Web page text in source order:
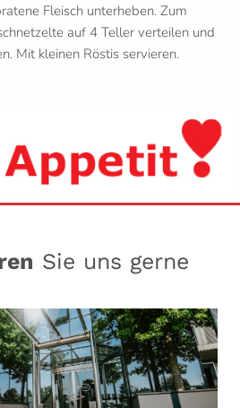
Fleisch unterheben. Zum
auf 4 Teller verteilen und
Mit kleinen Röstis servieren.
Sie uns gerne